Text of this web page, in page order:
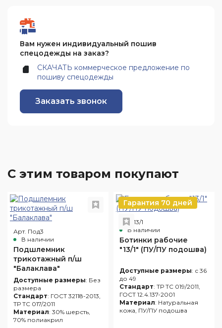
Вам нужен индивидуальный пошив
спецодежды на заказ?
СКАЧАТЬ коммерческое предложение по
пошиву спецодежды
Заказать звонок
С этим товаром покупают
Арт. Под3
В наличии
Подшлемник
трикотажный п/ш
"Балаклава"
Доступные размеры: Без
размера
Стандарт: ГОСТ 32118-2013,
ТР ТС 017/2011
Материал: 30% шерсть,
70% полиакрил
Гарантия 70 дней
Арт. 13/1
В наличии
Ботинки рабочие
"13/1" (ПУ/ПУ подошва)
Доступные размеры: с 36
до 49
Стандарт: ТР ТС 019/2011,
ГОСТ 12.4.137-2001
Материал: Натуральная
кожа, ПУ/ПУ подошва